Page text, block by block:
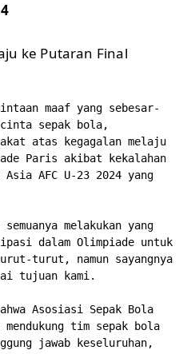
ke Putaran Final
maaf yang sebesar-
sepak bola,
atas kegagalan melaju
Paris akibat kekalahan
AFC U-23 2024 yang
melakukan yang
dalam Olimpiade untuk
turut, namun sayangnya
tujuan kami.
Asosiasi Sepak Bola
mendukung tim sepak bola
jawab keseluruhan,